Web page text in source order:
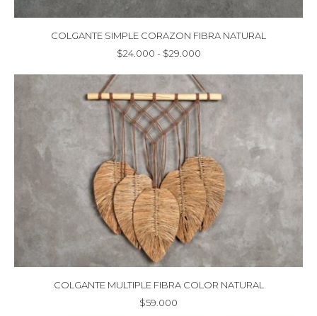
COLGANTE SIMPLE CORAZON FIBRA NATURAL
$24.000 - $29.000Rango
precios:
desde
$24.000
hasta
$29.000
COLGANTE MULTIPLE FIBRA COLOR NATURAL
$59.000